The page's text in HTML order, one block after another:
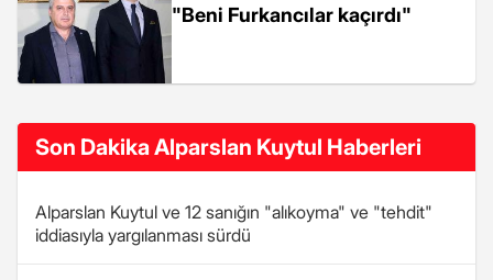
"Beni Furkancılar kaçırdı"
Son Dakika Alparslan Kuytul Haberleri
Alparslan Kuytul ve 12 sanığın "alıkoyma" ve "tehdit"
iddiasıyla yargılanması sürdü